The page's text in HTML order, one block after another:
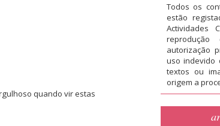
quando vir estas
Todos os
estão
Actividades
autorização
uso indevido
textos ou
origem a